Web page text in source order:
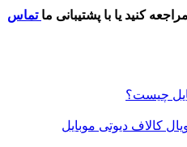
کنید یا با پشتیبانی ما تماس
چیست؟
کالاف دیوتی موبایل